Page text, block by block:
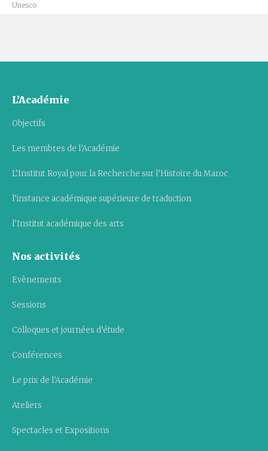
Unesco
L’Académie
Objectifs
Les membres de l’Académie
L’Institut Royal pour la Recherche sur l’Histoire du Maroc
l’instance académique supérieure de traduction
l’Institut académique des arts
Nos activités
Evènements
Sessions
Colloques et journées d’étude
Conférences
Le prix de l’Académie
Ateliers
Spectacles et Expositions